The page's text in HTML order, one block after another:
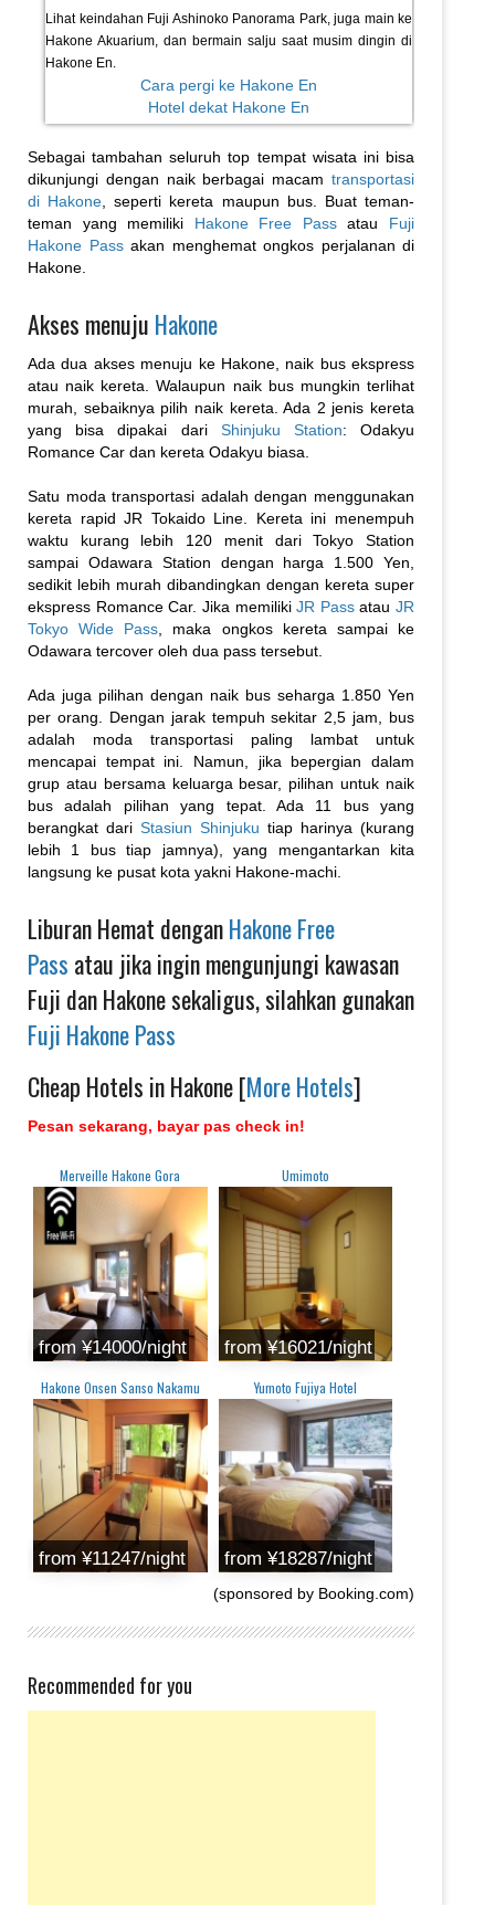
Lihat keindahan Fuji Ashinoko Panorama Park, juga main ke
Hakone Akuarium, dan bermain salju saat musim dingin di
Hakone En.
Cara pergi ke Hakone En
Hotel dekat Hakone En
Sebagai tambahan seluruh top tempat wisata ini bisa
dikunjungi dengan naik berbagai macam transportasi
di Hakone , seperti kereta maupun bus. Buat teman-
teman yang memiliki Hakone Free Passatau Fuji
Hakone Passakan menghemat ongkos perjalanan di
Hakone.
Akses menuju Hakone
Ada dua akses menuju ke Hakone, naik bus ekspress
atau naik kereta. Walaupun naik bus mungkin terlihat
murah, sebaiknya pilih naik kereta. Ada 2 jenis kereta
yang bisa dipakai dari Shinjuku Station: Odakyu
Romance Car dan kereta Odakyu biasa.
Satu moda transportasi adalah dengan menggunakan
kereta rapid JR Tokaido Line. Kereta ini menempuh
waktu kurang lebih 120 menit dari Tokyo Station
sampai Odawara Station dengan harga 1.500 Yen,
sedikit lebih murah dibandingkan dengan kereta super
ekspress Romance Car. Jika memilikiJR Passatau JR
Tokyo Wide Pass , maka ongkos kereta sampai ke
Odawara tercover oleh dua pass tersebut.
Ada juga pilihan dengan naik bus seharga 1.850 Yen
per orang. Dengan jarak tempuh sekitar 2,5 jam, bus
adalah moda transportasi paling lambat untuk
mencapai tempat ini. Namun, jika bepergian dalam
grup atau bersama keluarga besar, pilihan untuk naik
bus adalah pilihan yang tepat. Ada 11 bus yang
berangkat dari Stasiun Shinjuku tiap harinya (kurang
lebih 1 bus tiap jamnya), yang mengantarkan kita
langsung ke pusat kota yakni Hakone-machi.
Liburan Hemat denganHakone Free
Pass atau jika ingin mengunjungi kawasan
Fuji dan Hakone sekaligus, silahkan gunakan
Fuji Hakone Pass
Cheap Hotels in Hakone [More Hotels]
Pesan sekarang, bayar pas check in!
Merveille Hakone Gora
from ¥14000/night
Umimoto
from ¥16021/night
Hakone Onsen Sanso Nakamu
from ¥11247/night
Yumoto Fujiya Hotel
from ¥18287/night
(sponsored by Booking.com)
Recommended for you